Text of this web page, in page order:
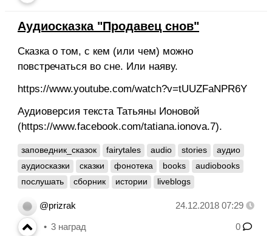
Аудиосказка "Продавец снов"
Сказка о том, с кем (или чем) можно
повстречаться во сне. Или наяву.
https://www.youtube.com/watch?v=tUUZFaNPR6Y
Аудиоверсия текста Татьяны Ионовой
(https://www.facebook.com/tatiana.ionova.7).
заповедник_сказок fairytales audio stories
аудио
аудиосказки
сказки фонотека books
audiobooks
послушать
сборник истории liveblogs
@prizrak 24.12.2018 07:29
3 наград 0